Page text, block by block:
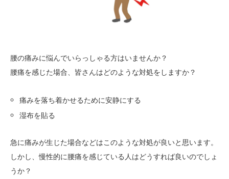
腰の痛みに悩んでいらっしゃる方はいませんか？
腰痛を感じた場合、皆さんはどのような対処をしますか？
痛みを落ち着かせるために安静にする
湿布を貼る
急に痛みが生じた場合などはこのような対処が良いと思います。
しかし、慢性的に腰痛を感じている人はどうすれば良いのでしょ
うか？